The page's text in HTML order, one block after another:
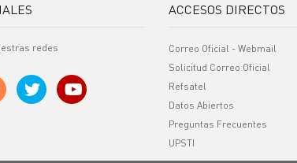
redes
ACCESOS DIRECTOS
Correo Oficial - Webmail
Solicitud Correo Oficial
Refsatel
Datos Abiertos
Preguntas Frecuentes
UPSTI